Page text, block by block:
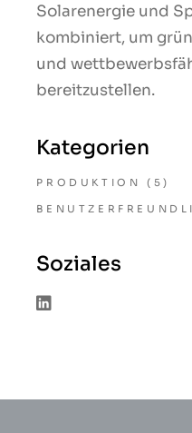
Solarenergie und
kombiniert, um
und
bereitzustellen.
Kategorien
PRODUKTION (5)
Soziales